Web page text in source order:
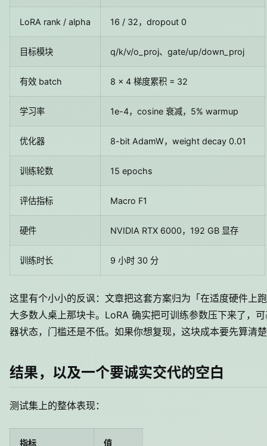
LoRA rank / alpha 16 / 32，dropout 0
目标模块 q/k/v/o_proj、gate/up/down_proj
有效 batch 8 × 4 梯度累积 = 32
学习率 1e-4，cosine 衰减，5% warmup
优化器 8-bit AdamW，weight decay 0.01
训练轮数 15 epochs
评估指标 Macro F1
硬件 NVIDIA RTX 6000，192 GB 显存
训练时长 9 小时 30 分
这里有个小小的反讽：文章把这套方案归为「在适度硬件上
大多数人桌上那块卡。LoRA 确实把可训练参数压下来了，
器状态，门槛还是不低。如果你想复现，这块成本要先算清
结果，以及一个要诚实交代的空白
测试集上的整体表现：
指标 值